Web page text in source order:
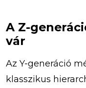
A Z-
vár
Az Y-generáció
klasszikus